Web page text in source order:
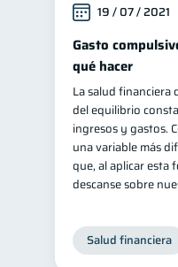
19 / 07 / 2021
Gasto
qué hacer
La salud financiera
del equilibrio
ingresos y gastos.
una variable más
que, al aplicar esta
descanse sobre
Salud financiera